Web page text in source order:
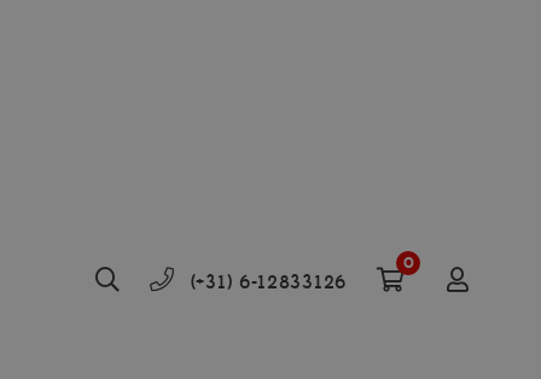
(+31) 6-12833126
0